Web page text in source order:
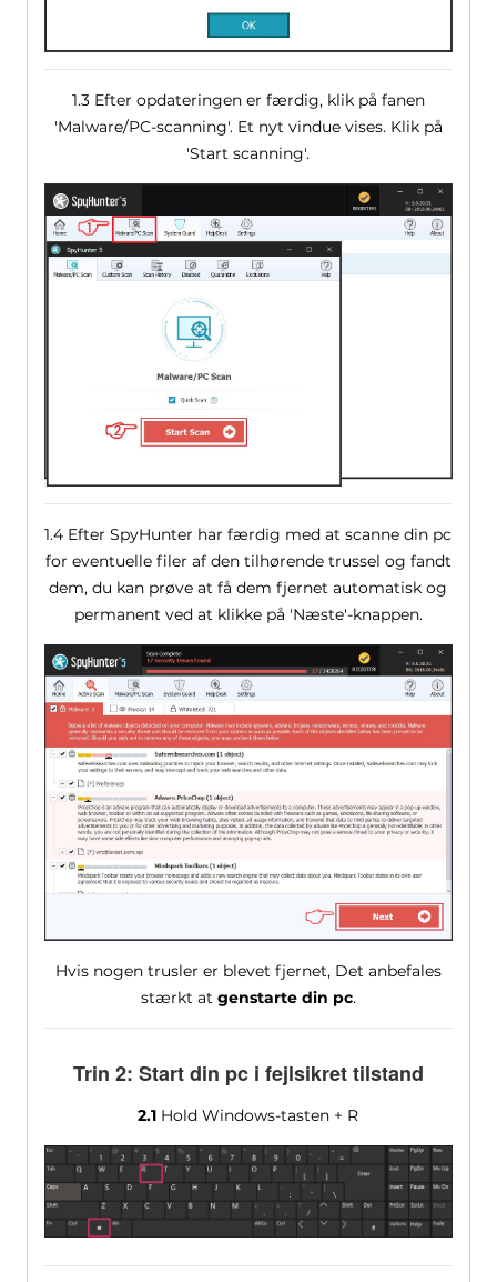
1.3 Efter opdateringen er færdig, klik på fanen
'Malware/PC-scanning'. Et nyt vindue vises. Klik på
'Start scanning'.
1.4 Efter SpyHunter har færdig med at scanne din pc
for eventuelle filer af den tilhørende trussel og fandt
dem, du kan prøve at få dem fjernet automatisk og
permanent ved at klikke på 'Næste'-knappen.
Hvis nogen trusler er blevet fjernet, Det anbefales
stærkt at genstarte din pc.
Trin 2: Start din pc i fejlsikret tilstand
2.1 Hold Windows-tasten + R